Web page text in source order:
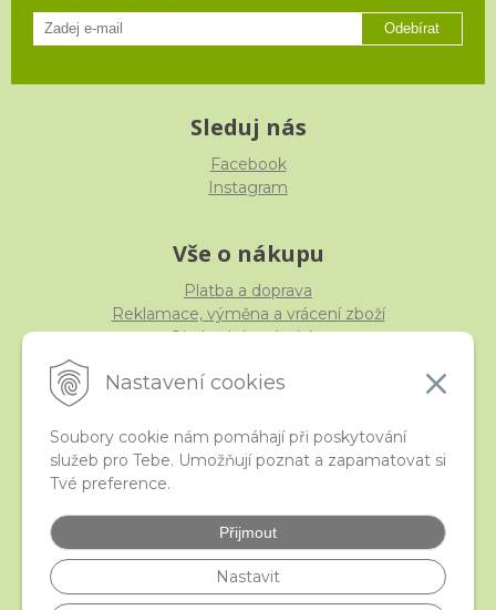
Nastavení cookies
Soubory cookie nám pomáhají při poskytování
služeb pro Tebe. Umožňují poznat a zapamatovat si
Tvé preference.
Přijmout
Nastavit
Odebírat
Sleduj nás
Facebook
Instagram
Vše o nákupu
Platba a doprava
Reklamace, výměna a vrácení zboží
Obchodní podmínky
iStraka
Velkoobchod
Nejčastější otázky
České puncovní značky